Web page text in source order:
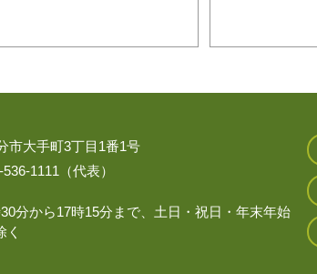
市大手町3丁目1番1号
1111（代表）
分から17時15分まで、土日・祝日・年末年始
く